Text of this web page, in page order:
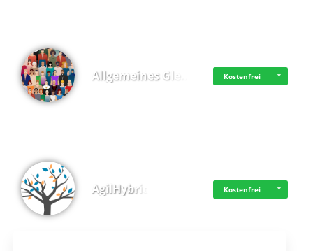
Allgemeines Gle… Kostenfrei
AgilHybrid Kostenfrei